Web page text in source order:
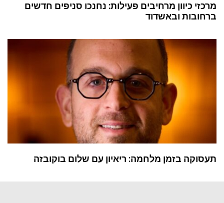
מרכזי כיוון מרחיבים פעילות: נחנכו סניפים חדשים
ברחובות ובאשדוד
תעסוקה בזמן מלחמה: ריאיון עם שלום בוקובזה